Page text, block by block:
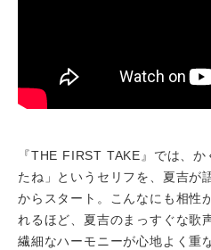
『THE FIRST TAKE』では、
たね」というセリフを、夏吉が
からスタート。こんなにも相性
れるほど、夏吉のまっすぐな歌
繊細なハーモニーが心地よく重